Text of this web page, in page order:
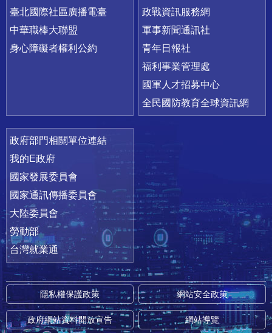
臺北國際社區廣播電臺
中華職棒大聯盟
身心障礙者權利公約
政戰資訊服務網
軍事新聞通訊社
青年日報社
福利事業管理處
國軍人才招募中心
全民國防教育全球資訊網
政府部門相關單位連結
我的E政府
國家發展委員會
國家通訊傳播委員會
大陸委員會
勞動部
台灣就業通
隱私權保護政策 網站安全政策
政府網站資料開放宣告 網站導覽